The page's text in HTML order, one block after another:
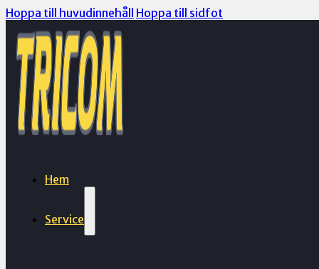
Hoppa till huvudinnehåll Hoppa till sidfot
Hem
Service